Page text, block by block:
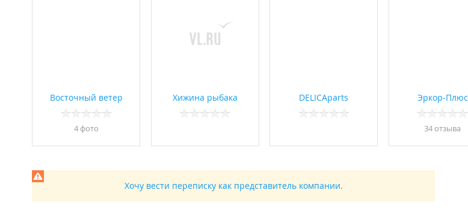
Восточный ветер
4 фото
Хижина рыбака DELICAparts Эркор-Плюс
34 отзывa
Хочу вести переписку как представитель компании.